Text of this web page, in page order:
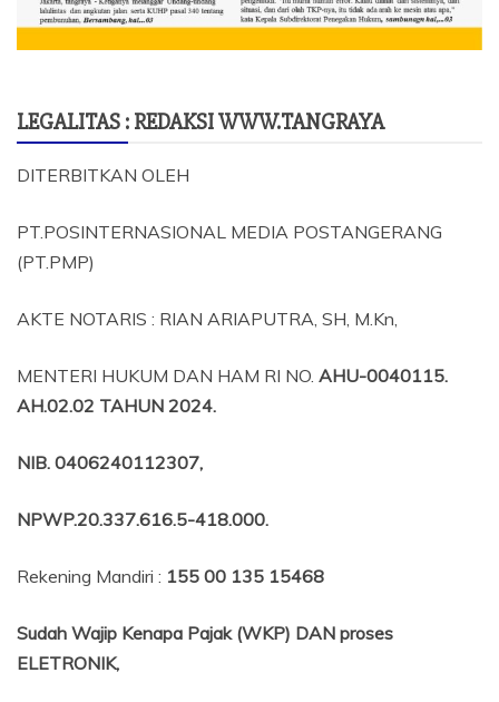
LEGALITAS : REDAKSI WWW.TANGRAYA
DITERBITKAN OLEH
PT.POSINTERNASIONAL MEDIA POSTANGERANG
(PT.PMP)
AKTE NOTARIS : RIAN ARIAPUTRA, SH, M.Kn,
MENTERI HUKUM DAN HAM RI NO. AHU-0040115.
AH.02.02 TAHUN 2024.
NIB. 0406240112307,
NPWP.20.337.616.5-418.000.
Rekening Mandiri : 155 00 135 15468
Sudah Wajip Kenapa Pajak (WKP) DAN proses
ELETRONIK,